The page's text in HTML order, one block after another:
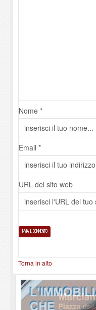
Nome *
Email *
URL del sito web
Torna in alto